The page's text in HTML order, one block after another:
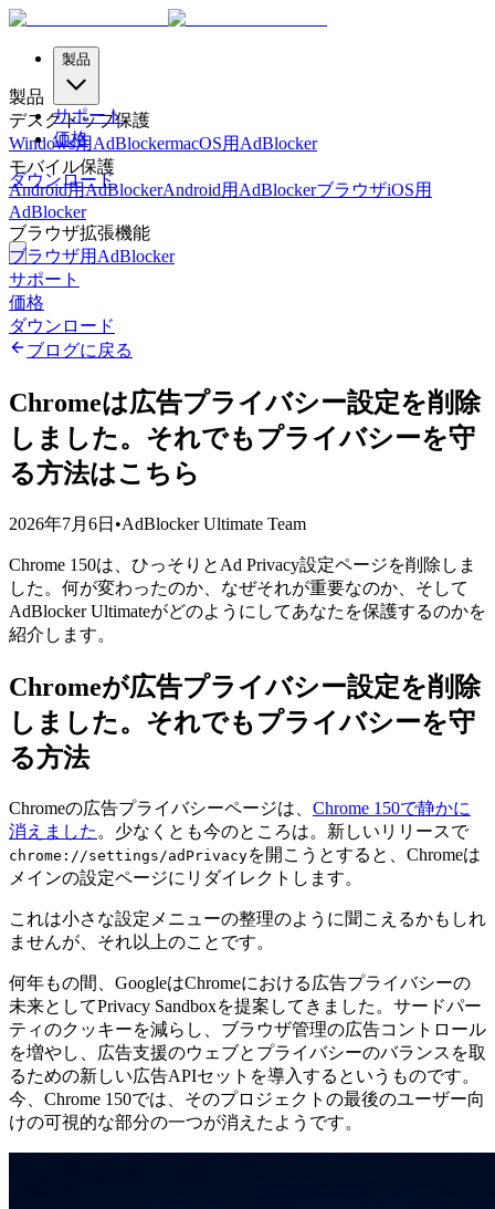
製品
サポート
価格
ダウンロード
製品
デスクトップ保護
Windows用AdBlockermacOS用AdBlocker
モバイル保護
Android用AdBlockerAndroid用AdBlockerブラウザiOS用
AdBlocker
ブラウザ拡張機能
ブラウザ用AdBlocker
サポート
価格
ダウンロード
ブログに戻る
Chromeは広告プライバシー設定を削除
しました。それでもプライバシーを守
る方法はこちら
2026年7月6日 •AdBlocker Ultimate Team
Chrome 150は、ひっそりとAd Privacy設定ページを削除しま
した。何が変わったのか、なぜそれが重要なのか、そして
AdBlocker Ultimateがどのようにしてあなたを保護するのかを
紹介します。
Chromeが広告プライバシー設定を削除
しました。それでもプライバシーを守
る方法
Chromeの広告プライバシーページは、 Chrome 150で静かに
消えました 。少なくとも今のところは。新しいリリースで
chrome://settings/adPrivacyを開こうとすると、Chromeは
メインの設定ページにリダイレクトします。
これは小さな設定メニューの整理のように聞こえるかもしれ
ませんが、それ以上のことです。
何年もの間、GoogleはChromeにおける広告プライバシーの
未来としてPrivacy Sandboxを提案してきました。サードパー
ティのクッキーを減らし、ブラウザ管理の広告コントロール
を増やし、広告支援のウェブとプライバシーのバランスを取
るための新しい広告APIセットを導入するというものです。
今、Chrome 150では、そのプロジェクトの最後のユーザー向
けの可視的な部分の一つが消えたようです。